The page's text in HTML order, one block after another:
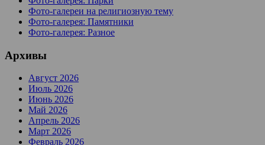
Фото-галереи на религиозную тему
Фото-галерея: Памятники
Фото-галерея: Разное
Архивы
Август 2026
Июль 2026
Июнь 2026
Май 2026
Апрель 2026
Март 2026
Февраль 2026